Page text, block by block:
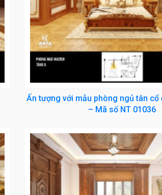
Ấn tượng với mẫu phòng ngủ tân cổ
– Mã số NT 01036